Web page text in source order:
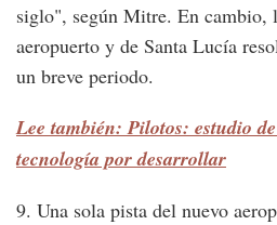
siglo", según Mitre. En cambio,
aeropuerto y de Santa Lucía
un breve periodo.
Lee también: Pilotos: estudio
tecnología por desarrollar
9. Una sola pista del nuevo